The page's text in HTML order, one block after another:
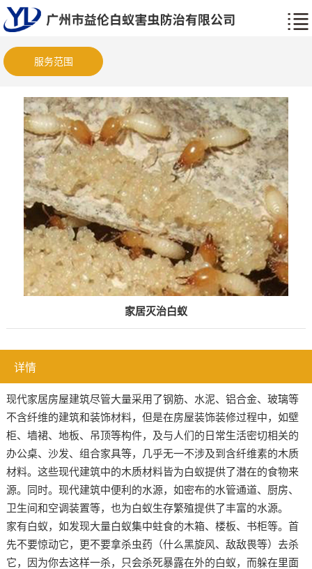
服务范围
家居灭治白蚁
详情
现代家居房屋建筑尽管大量采用了钢筋、水泥、铝合金、玻璃等
不含纤维的建筑和装饰材料，但是在房屋装饰装修过程中，如壁
柜、墙裙、地板、吊顶等构件，及与人们的日常生活密切相关的
办公桌、沙发、组合家具等，几乎无一不涉及到含纤维素的木质
材料。这些现代建筑中的木质材料皆为白蚁提供了潜在的食物来
源。同时。现代建筑中便利的水源，如密布的水管通道、厨房、
卫生间和空调装置等，也为白蚁生存繁殖提供了丰富的水源。
家有白蚁，如发现大量白蚁集中蛀食的木箱、楼板、书柜等。首
先不要惊动它，更不要拿杀虫药（什么黑旋风、敌敌畏等）去杀
它，因为你去这样一杀，只会杀死暴露在外的白蚁，而躲在里面